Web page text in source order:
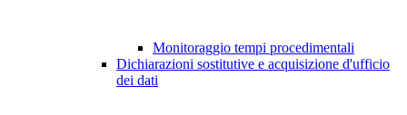
Monitoraggio tempi procedimentali
Dichiarazioni sostitutive e acquisizione d'ufficio
dei dati